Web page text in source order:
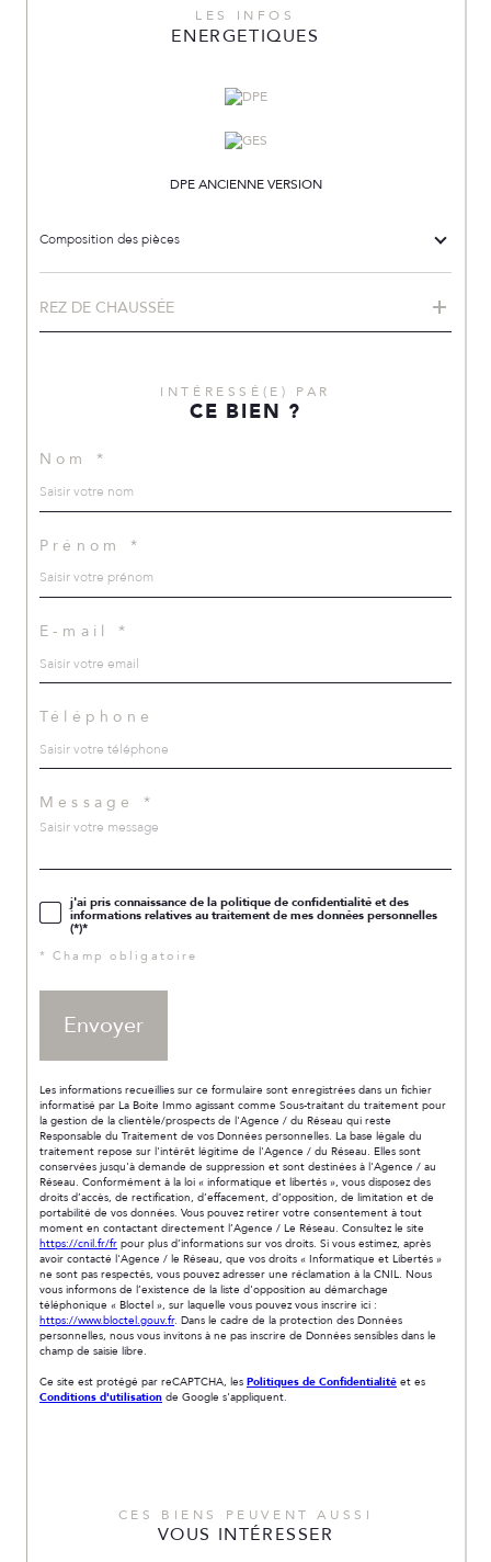
LES INFOS
ENERGETIQUES
DPE ANCIENNE VERSION
Composition des pièces
REZ DE CHAUSSÉE
INTÉRESSÉ(E) PAR
CE BIEN ?
Nom *
Prénom *
E-mail *
Téléphone
Message *
j'ai pris connaissance de la politique de confidentialité et des
informations relatives au traitement de mes données personnelles
(*)*
* Champ obligatoire
Envoyer
Les informations recueillies sur ce formulaire sont enregistrées dans un fichier
informatisé par La Boite Immo agissant comme Sous-traitant du traitement pour
la gestion de la clientèle/prospects de l'Agence / du Réseau qui reste
Responsable du Traitement de vos Données personnelles. La base légale du
traitement repose sur l'intérêt légitime de l'Agence / du Réseau. Elles sont
conservées jusqu'à demande de suppression et sont destinées à l'Agence / au
Réseau. Conformément à la loi « informatique et libertés », vous disposez des
droits d’accès, de rectification, d’effacement, d’opposition, de limitation et de
portabilité de vos données. Vous pouvez retirer votre consentement à tout
moment en contactant directement l’Agence / Le Réseau. Consultez le site
https://cnil.fr/fr pour plus d’informations sur vos droits. Si vous estimez, après
avoir contacté l'Agence / le Réseau, que vos droits « Informatique et Libertés »
ne sont pas respectés, vous pouvez adresser une réclamation à la CNIL. Nous
vous informons de l’existence de la liste d'opposition au démarchage
téléphonique « Bloctel », sur laquelle vous pouvez vous inscrire ici :
https://www.bloctel.gouv.fr. Dans le cadre de la protection des Données
personnelles, nous vous invitons à ne pas inscrire de Données sensibles dans le
champ de saisie libre.
Ce site est protégé par reCAPTCHA, les Politiques de Confidentialité et es
Conditions d'utilisation de Google s'appliquent.
CES BIENS PEUVENT AUSSI
VOUS INTÉRESSER